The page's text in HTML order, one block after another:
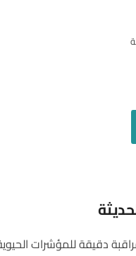
دقيقة للمؤشرات